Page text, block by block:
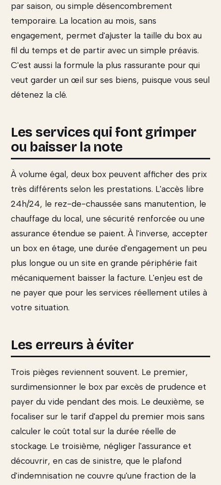
par saison, ou simple désencombrement
temporaire. La location au mois, sans
engagement, permet d'ajuster la taille du box au
fil du temps et de partir avec un simple préavis.
C'est aussi la formule la plus rassurante pour qui
veut garder un œil sur ses biens, puisque vous seul
détenez la clé.
Les services qui font grimper
ou baisser la note
À volume égal, deux box peuvent afficher des prix
très différents selon les prestations. L'accès libre
24h/24, le rez-de-chaussée sans manutention, le
chauffage du local, une sécurité renforcée ou une
assurance étendue se paient. À l'inverse, accepter
un box en étage, une durée d'engagement un peu
plus longue ou un site en grande périphérie fait
mécaniquement baisser la facture. L'enjeu est de
ne payer que pour les services réellement utiles à
votre situation.
Les erreurs à éviter
Trois pièges reviennent souvent. Le premier,
surdimensionner le box par excès de prudence et
payer du vide pendant des mois. Le deuxième, se
focaliser sur le tarif d'appel du premier mois sans
calculer le coût total sur la durée réelle de
stockage. Le troisième, négliger l'assurance et
découvrir, en cas de sinistre, que le plafond
d'indemnisation ne couvre qu'une fraction de la